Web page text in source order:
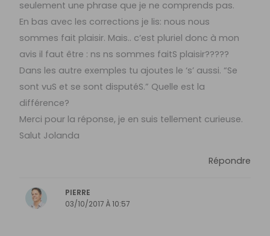
seulement une phrase que je ne comprends pas.
En bas avec les corrections je lis: nous nous
sommes fait plaisir. Mais.. c’est pluriel donc à mon
avis il faut être : ns ns sommes faitS plaisir?????
Dans les autre exemples tu ajoutes le ‘s’ aussi. “Se
sont vuS et se sont disputéS.” Quelle est la
différence?
Merci pour la réponse, je en suis tellement curieuse.
Salut Jolanda
Répondre
PIERRE
03/10/2017 À 10:57